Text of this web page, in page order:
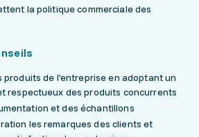
la politique commerciale des
produits de l'entreprise en adoptant un
respectueux des produits concurrents
et des échantillons
les remarques des clients et